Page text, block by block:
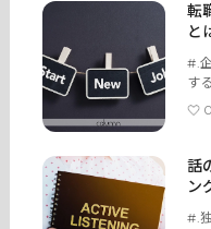
トップページ
サービス
記事
転
と
#.
す
0
話
ン
#.